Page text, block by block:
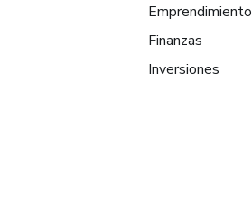
Emprendimiento
Finanzas
Inversiones